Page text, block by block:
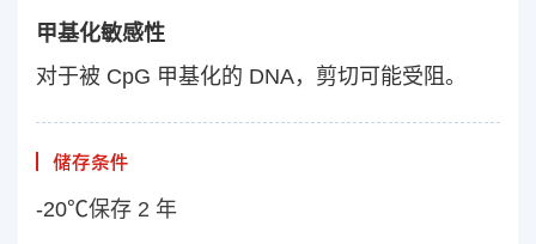
甲基化敏感性
对于被 CpG 甲基化的 DNA，剪切可能受阻。
储存条件
-20℃保存 2 年